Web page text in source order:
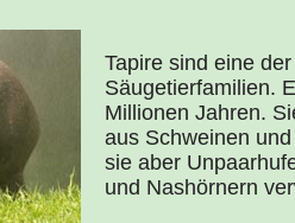
Tapire sind eine
Säugetierfamilien.
Millionen Jahren.
aus Schweinen und
sie aber
und Nashörnern